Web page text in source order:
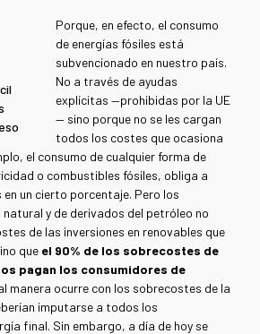
Porque, en efecto, el consumo
de energías fósiles está
subvencionado en nuestro país.
No a través de ayudas
explícitas —prohibidas por la UE
— sino porque no se les cargan
todos los costes que ocasiona
el consumo de cualquier forma de
o combustibles fósiles, obliga a
un cierto porcentaje. Pero los
y de derivados del petróleo no
de las inversiones en renovables que
que el 90% de los sobrecostes de
pagan los consumidores de
manera ocurre con los sobrecostes de la
imputarse a todos los
final. Sin embargo, a día de hoy se